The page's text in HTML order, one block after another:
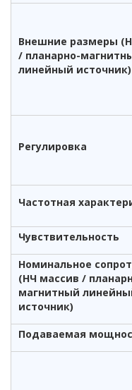
Внешние размеры
/ планарно-
линейный источник)
Регулировка
Частотная
Чувствительность
Номинальное
(НЧ массив /
магнитный
источник)
Подаваемая